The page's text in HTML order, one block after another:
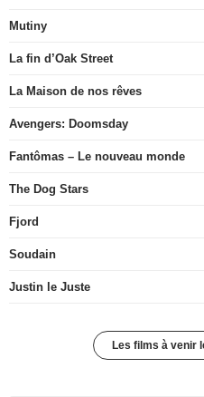
Mutiny
La fin d’Oak Street
La Maison de nos rêves
Avengers: Doomsday
Fantômas – Le nouveau monde
The Dog Stars
Fjord
Soudain
Justin le Juste
Les films à venir